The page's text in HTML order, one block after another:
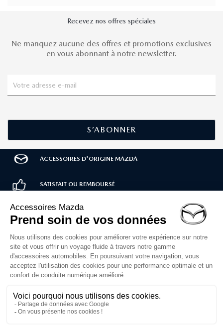
Recevez nos offres spéciales
Ne manquez aucune des offres et promotions exclusives
en vous abonnant à notre newsletter.
ACCESSOIRES D'ORIGINE MAZDA
SATISFAIT OU REMBOURSÉ
LIVRAISON RAPIDE
PAIEMENT SÉCURISÉ
Service client
Du lundi au vendredi
de 10h à 12h et 14h à 16h30